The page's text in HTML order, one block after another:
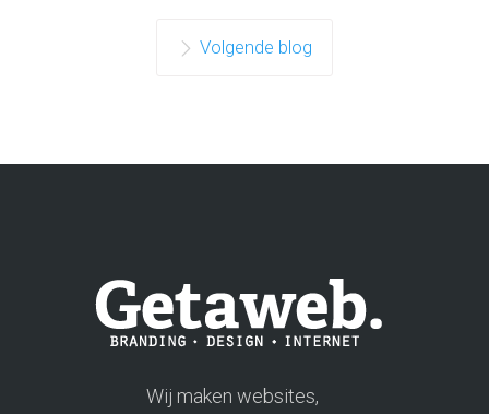
Volgende blog
Wij maken websites,